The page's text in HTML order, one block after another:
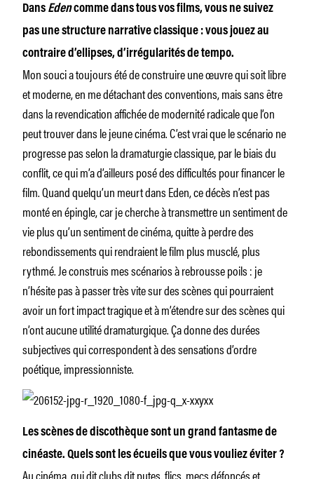
Dans Edencomme dans tous vos films, vous ne suivez
pas une structure narrative classique : vous jouez au
contraire d’ellipses, d’irrégularités de tempo.
Mon souci a toujours été de construire une œuvre qui soit libre
et moderne, en me détachant des conventions, mais sans être
dans la revendication affichée de modernité radicale que l’on
peut trouver dans le jeune cinéma. C’est vrai que le scénario ne
progresse pas selon la dramaturgie classique, par le biais du
conflit, ce qui m’a d’ailleurs posé des difficultés pour financer le
film. Quand quelqu’un meurt dans Eden, ce décès n’est pas
monté en épingle, car je cherche à transmettre un sentiment de
vie plus qu’un sentiment de cinéma, quitte à perdre des
rebondissements qui rendraient le film plus musclé, plus
rythmé. Je construis mes scénarios à rebrousse poils : je
n’hésite pas à passer très vite sur des scènes qui pourraient
avoir un fort impact tragique et à m’étendre sur des scènes qui
n’ont aucune utilité dramaturgique. Ça donne des durées
subjectives qui correspondent à des sensations d’ordre
poétique, impressionniste.
Les scènes de discothèque sont un grand fantasme de
cinéaste. Quels sont les écueils que vous vouliez éviter ?
Au cinéma, qui dit clubs dit putes, flics, mecs défoncés et